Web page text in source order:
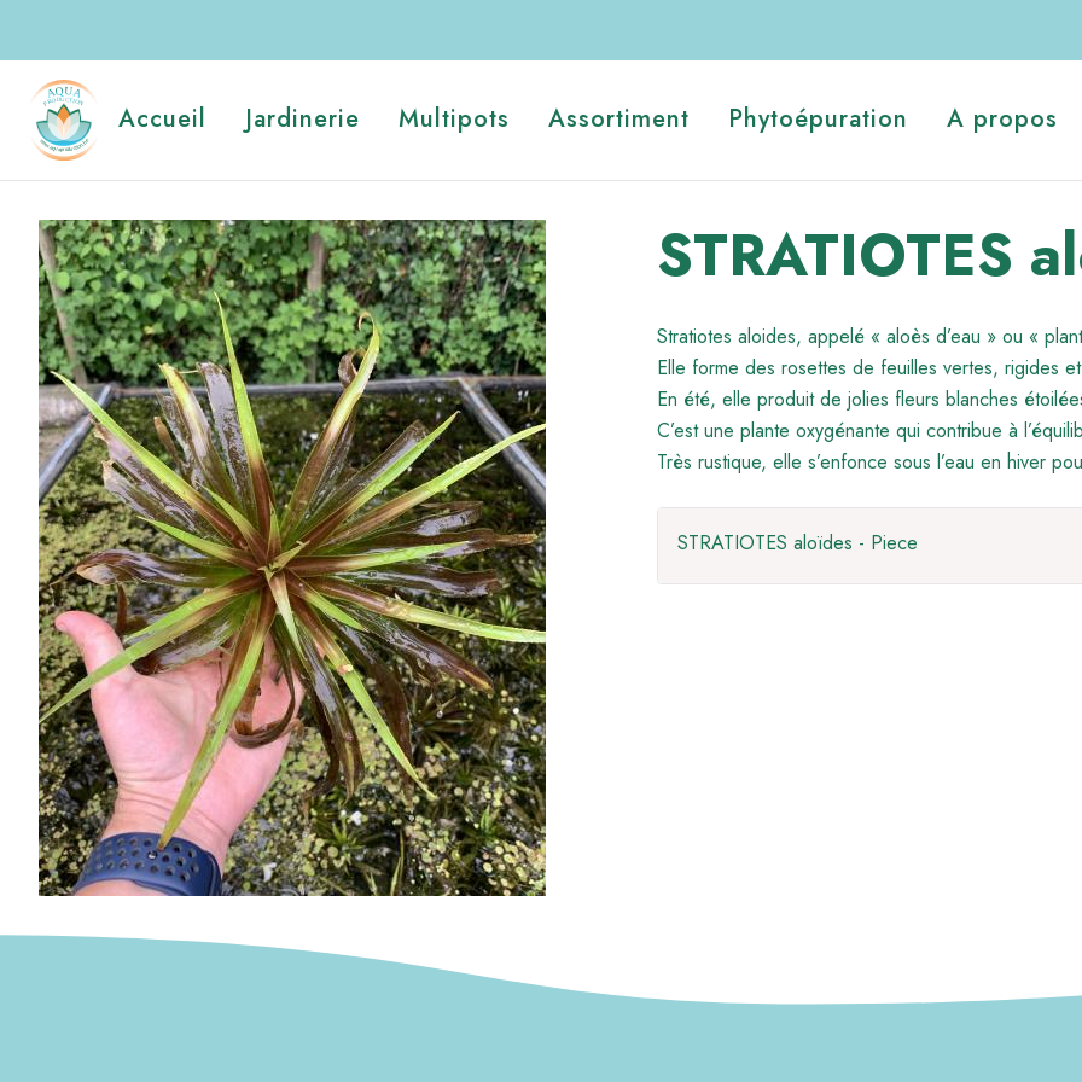
contenu
principal
Navigation
Accueil Jardinerie Multipots Assortiment Phytoépuration A propos
STRATIOTES
Stratiotes aloides, appelé « aloès d’eau » ou «
Elle forme des rosettes de feuilles vertes, rigides
En été, elle produit de jolies fleurs blanches
C’est une plante oxygénante qui contribue à
Très rustique, elle s’enfonce sous l’eau en hiver
STRATIOTES aloïdes - Piece